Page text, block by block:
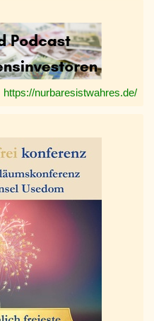
https://nurbaresistwahres.de/